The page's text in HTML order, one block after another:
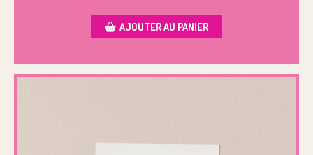
AJOUTER AU PANIER